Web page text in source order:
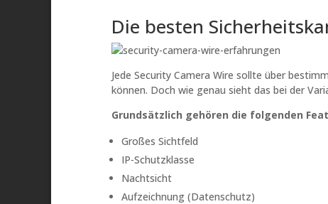
Die besten
Jede Security Camera Wire sollte über
können. Doch wie genau sieht das bei der
Grundsätzlich gehören die folgenden
Großes Sichtfeld
IP-Schutzklasse
Nachtsicht
Aufzeichnung (Datenschutz)